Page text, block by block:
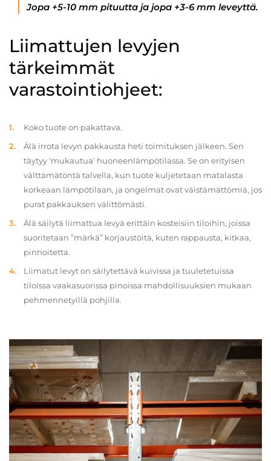
Jopa +5-10 mm pituutta ja jopa +3-6 mm leveyttä.
Liimattujen levyjen
tärkeimmät
varastointiohjeet:
Koko tuote on pakattava.
Älä irrota levyn pakkausta heti toimituksen jälkeen. Sen
täytyy ‘mukautua’ huoneenlämpötilassa. Se on erityisen
välttämätöntä talvella, kun tuote kuljetetaan matalasta
korkeaan lämpötilaan, ja ongelmat ovat väistämättömiä, jos
purat pakkauksen välittömästi.
Älä säilytä liimattua levyä erittäin kosteisiin tiloihin, joissa
suoritetaan ”märkä” korjaustöitä, kuten rappausta, kitkaa,
pinnoitetta.
Liimatut levyt on säilytettävä kuivissa ja tuuletetuissa
tiloissa vaakasuorissa pinoissa mahdollisuuksien mukaan
pehmennetyillä pohjilla.